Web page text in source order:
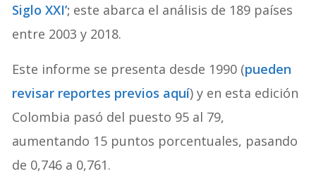
Siglo XXI’; este abarca el análisis de 189 países
entre 2003 y 2018.
Este informe se presenta desde 1990 (pueden
revisar reportes previos aquí) y en esta edición
Colombia pasó del puesto 95 al 79,
aumentando 15 puntos porcentuales, pasando
de 0,746 a 0,761.